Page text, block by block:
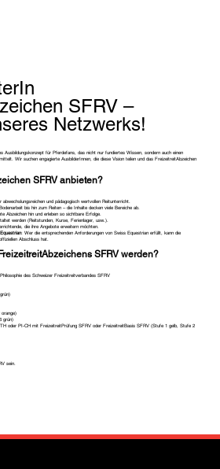
SFRV –
Netzwerks!
Ausbildungskonzept für Pferdefans, das nicht nur fundiertes Wissen, sondern auch einen
Wir suchen engagierte AusbilderInnen, die diese Vision teilen und das FreizeitreitAbzeichen
SFRV anbieten?
und pädagogisch wertvollen Reitunterricht.
bis hin zum Reiten – die Inhalte decken viele Bereiche ab.
Abzeichen hin und erleben so sichtbare Erfolge.
werden (Reitstunden, Kurse, Ferienlager, usw.).
die ihre Angebote erweitern möchten.
: Wer die entsprechenden Anforderungen von Swiss Equestrian erfüllt, kann die
Abschluss hat.
SFRV werden?
des Schweizer Freizeitreitverbandes SFRV
orange)
grün)
oder PI-CH mit FreizeitreitPrüfung SFRV oder FreizeitreitBasis SFRV (Stufe 1 gelb, Stufe 2
sein.